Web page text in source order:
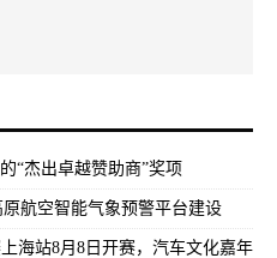
“杰出卓越赞助商”奖项
航空智能气象预警平台建设
海站8月8日开赛，汽车文化嘉年